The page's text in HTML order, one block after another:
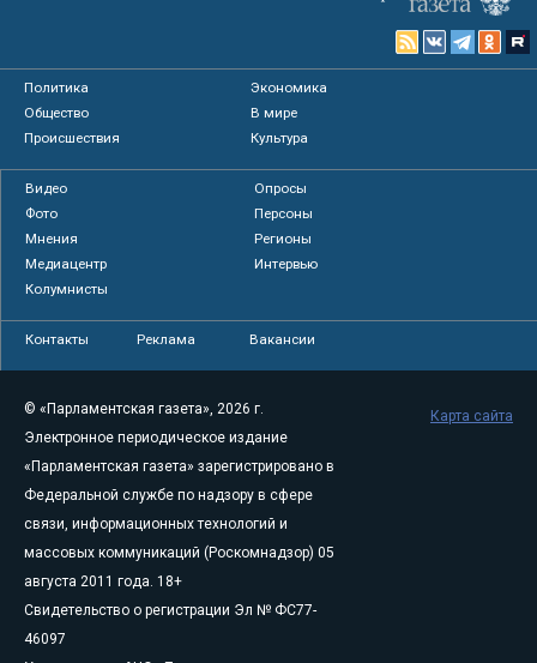
Политика
Экономика
Общество
В мире
Происшествия
Культура
Видео
Опросы
Фото
Персоны
Мнения
Регионы
Медиацентр
Интервью
Колумнисты
Контакты Реклама Вакансии
© «Парламентская газета», 2026 г.
Электронное периодическое издание
«Парламентская газета» зарегистрировано в
Федеральной службе по надзору в сфере
связи, информационных технологий и
массовых коммуникаций (Роскомнадзор) 05
августа 2011 года. 18+
Свидетельство о регистрации Эл № ФС77-
46097
Карта сайта